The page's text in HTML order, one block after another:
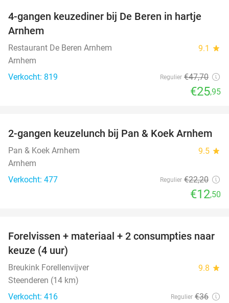
46%
4-gangen keuzediner bij De Beren in hartje
Arnhem
Restaurant De Beren Arnhem 9.1 star
Arnhem
Verkocht: 819
Regulier €47,70
€25,95
44%
2-gangen keuzelunch bij Pan & Koek Arnhem
Pan & Koek Arnhem 9.5 star
Arnhem
Verkocht: 477
Regulier €22,20
€12,50
50%
Forelvissen + materiaal + 2 consumpties naar
keuze (4 uur)
Breukink Forellenvijver 9.8 star
Steenderen (14 km)
Verkocht: 416
Regulier €36